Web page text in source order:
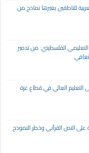
للناطقين بغيرها نماذج من
النظام التعليمي الفلسطيني: من تدمير
العالي في قطاع غزة
على النص القرآني وخطر النموذج